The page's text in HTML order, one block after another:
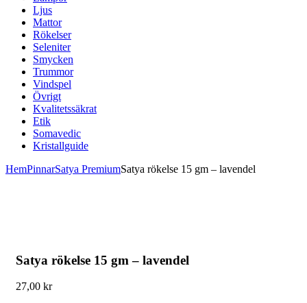
Ljus
Mattor
Rökelser
Seleniter
Smycken
Trummor
Vindspel
Övrigt
Kvalitetssäkrat
Etik
Somavedic
Kristallguide
HemPinnarSatya PremiumSatya rökelse 15 gm – lavendel
Satya rökelse 15 gm – lavendel
27,00 kr